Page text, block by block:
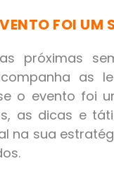
FOI UM
próximas
as
o evento foi
as dicas e
na sua